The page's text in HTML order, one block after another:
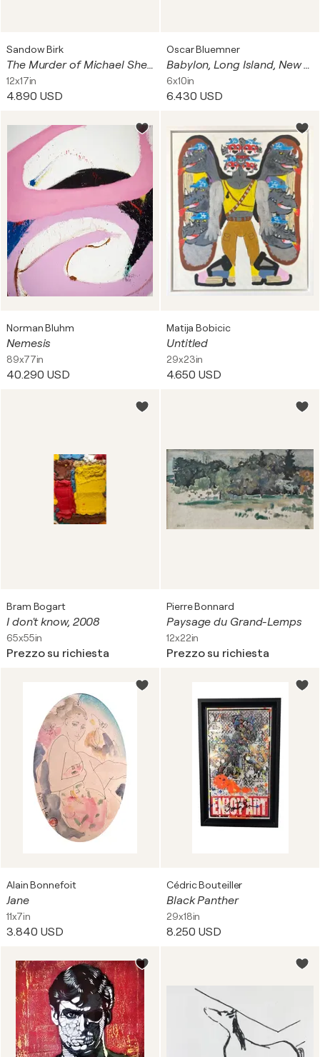
Sandow Birk
The Murder of Michael Sheen Ensley – Reseda High School, Feb. 22, 1993
12x17in
4.890 USD
Oscar Bluemner
Babylon, Long Island, New York
6x10in
6.430 USD
Norman Bluhm
Nemesis
89x77in
40.290 USD
Matija Bobicic
Untitled
29x23in
4.650 USD
Bram Bogart
I don't know, 2008
65x55in
Prezzo su richiesta
Pierre Bonnard
Paysage du Grand-Lemps
12x22in
Prezzo su richiesta
Alain Bonnefoit
Jane
11x7in
3.840 USD
Cédric Bouteiller
Black Panther
29x18in
8.250 USD